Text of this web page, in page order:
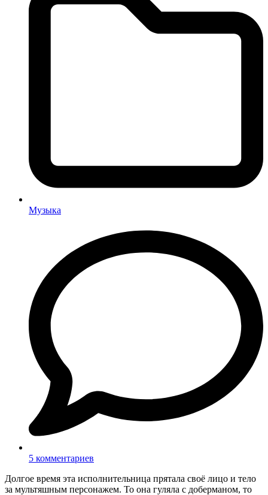
Музыка
5 комментариев
Долгое время эта исполнительница прятала своё лицо и тело
за мультяшным персонажем. То она гуляла с доберманом, то